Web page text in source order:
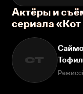
Актёры и
сериала
СТ